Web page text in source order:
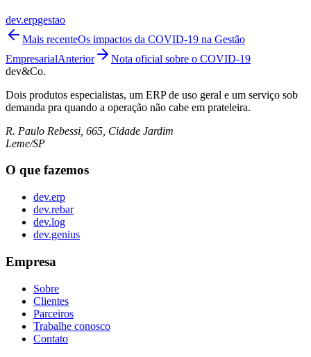
dev.erpgestao
Mais recenteOs impactos da COVID-19 na Gestão
EmpresarialAnterior
Nota oficial sobre o COVID-19
dev&Co.
Dois produtos especialistas, um ERP de uso geral e um serviço sob
demanda pra quando a operação não cabe em prateleira.
R. Paulo Rebessi, 665, Cidade Jardim
Leme/SP
O que fazemos
dev.erp
dev.rebar
dev.log
dev.genius
Empresa
Sobre
Clientes
Parceiros
Trabalhe conosco
Contato